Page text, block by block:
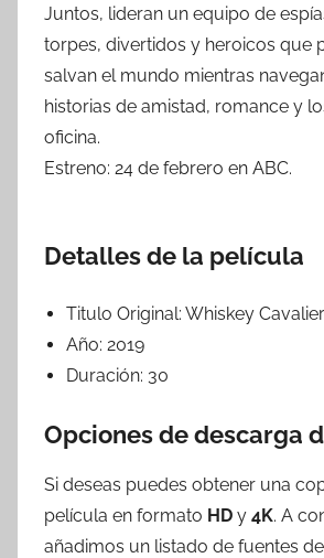
Juntos, lideran un equipo de
torpes, divertidos y heroicos que
salvan el mundo mientras
historias de amistad, romance y
oficina.
Estreno: 24 de febrero en ABC.
Detalles de la película
Titulo Original: Whiskey
Año: 2019
Duración: 30
Opciones de descarga
Si deseas puedes obtener una
película en formato HD y 4K. A
añadimos un listado de fuentes